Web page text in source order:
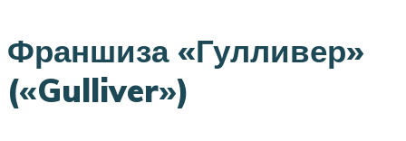
Франшиза «Гулливер»
(«Gulliver»)